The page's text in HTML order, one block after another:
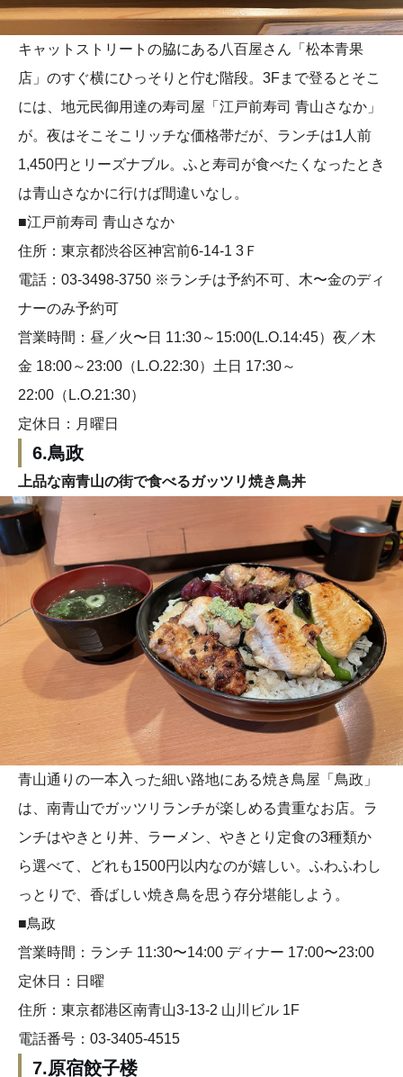
キャットストリートの脇にある八百屋さん「松本青果
店」のすぐ横にひっそりと佇む階段。3Fまで登るとそこ
には、地元民御用達の寿司屋「江戸前寿司 青山さなか」
が。夜はそこそこリッチな価格帯だが、ランチは1人前
1,450円とリーズナブル。ふと寿司が食べたくなったとき
は青山さなかに行けば間違いなし。
■江戸前寿司 青山さなか
住所：東京都渋谷区神宮前6-14-1 3Ｆ
電話：03-3498-3750 ※ランチは予約不可、木〜金のディ
ナーのみ予約可
営業時間：昼／火〜日 11:30～15:00(L.O.14:45）夜／木
金 18:00～23:00（L.O.22:30）土日 17:30～
22:00（L.O.21:30）
定休日：月曜日
6.鳥政
上品な南青山の街で食べるガッツリ焼き鳥丼
青山通りの一本入った細い路地にある焼き鳥屋「鳥政」
は、南青山でガッツリランチが楽しめる貴重なお店。ラ
ンチはやきとり丼、ラーメン、やきとり定食の3種類か
ら選べて、どれも1500円以内なのが嬉しい。ふわふわし
っとりで、香ばしい焼き鳥を思う存分堪能しよう。
■鳥政
営業時間：ランチ 11:30〜14:00 ディナー 17:00〜23:00
定休日：日曜
住所：東京都港区南青山3-13-2 山川ビル 1F
電話番号：03-3405-4515
7.原宿餃子楼